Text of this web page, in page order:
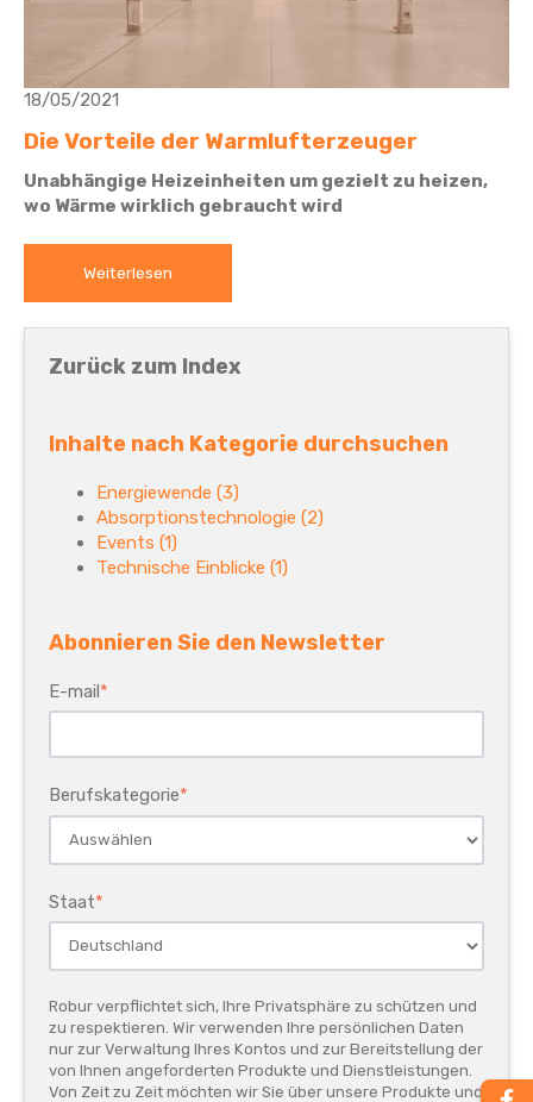
18/05/2021
Die Vorteile der Warmlufterzeuger
Unabhängige Heizeinheiten um gezielt zu heizen,
wo Wärme wirklich gebraucht wird
Weiterlesen
Zurück zum Index
Inhalte nach Kategorie durchsuchen
Energiewende (3)
Absorptionstechnologie (2)
Events (1)
Technische Einblicke (1)
Abonnieren Sie den Newsletter
E-mail*
Berufskategorie*
Staat*
Robur verpflichtet sich, Ihre Privatsphäre zu schützen und
zu respektieren. Wir verwenden Ihre persönlichen Daten
nur zur Verwaltung Ihres Kontos und zur Bereitstellung der
von Ihnen angeforderten Produkte und Dienstleistungen.
Von Zeit zu Zeit möchten wir Sie über unsere Produkte und